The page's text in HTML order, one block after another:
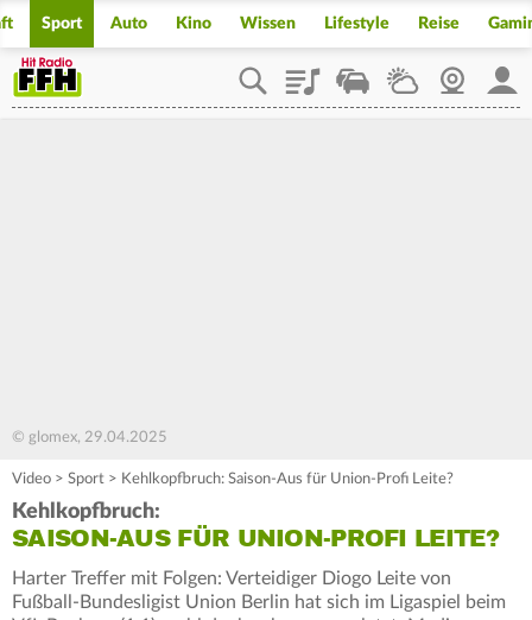
Sport Auto Kino Wissen Lifestyle Reise
PlaylistStaupilotWetterWebcam
© glomex, 29.04.2025
Video > Sport > Kehlkopfbruch: Saison-Aus für Union-Profi Leite?
Kehlkopfbruch:
SAISON-AUS FÜR UNION-PROFI LEITE?
Harter Treffer mit Folgen: Verteidiger Diogo Leite von
Fußball-Bundesligist Union Berlin hat sich im Ligaspiel beim